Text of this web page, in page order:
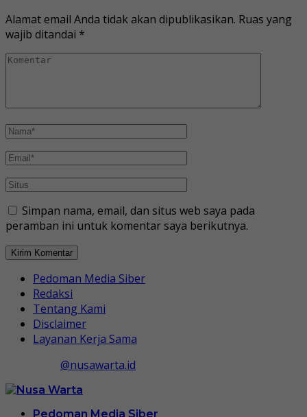
Alamat email Anda tidak akan dipublikasikan. Ruas yang
wajib ditandai *
Simpan nama, email, dan situs web saya pada
peramban ini untuk komentar saya berikutnya.
Pedoman Media Siber
Redaksi
Tentang Kami
Disclaimer
Layanan Kerja Sama
@nusawarta.id
Pedoman Media Siber